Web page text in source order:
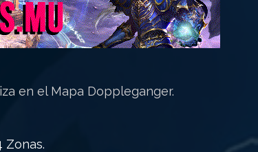
en el Mapa Doppleganger.
Zonas.